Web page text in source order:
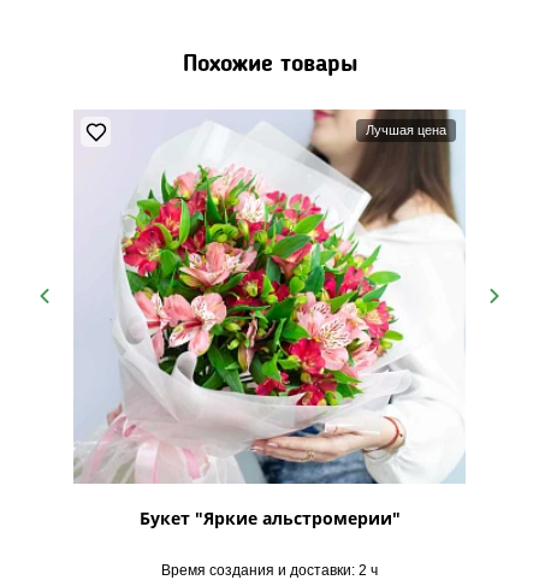
Похожие товары
Лучшая цена
Букет "Яркие альстромерии"
Время создания и доставки: 2 ч